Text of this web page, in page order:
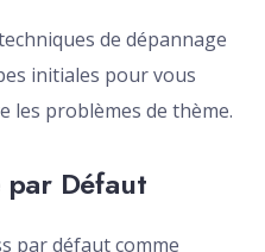
de dépannage
initiales pour vous
les problèmes de thème.
par Défaut
par défaut comme